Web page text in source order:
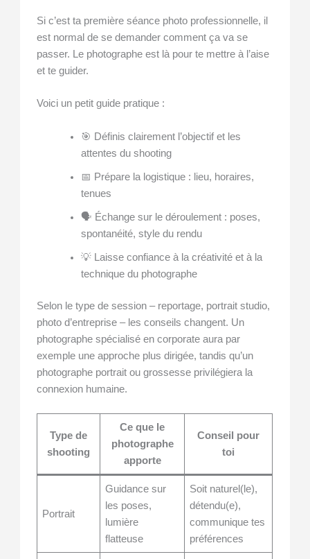
Si c’est ta première séance photo professionnelle, il
est normal de se demander comment ça va se
passer. Le photographe est là pour te mettre à l’aise
et te guider.
Voici un petit guide pratique :
🎯 Définis clairement l’objectif et les
attentes du shooting
📅 Prépare la logistique : lieu, horaires,
tenues
🗣️ Échange sur le déroulement : poses,
spontanéité, style du rendu
💡 Laisse confiance à la créativité et à la
technique du photographe
Selon le type de session – reportage, portrait studio,
photo d’entreprise – les conseils changent. Un
photographe spécialisé en corporate aura par
exemple une approche plus dirigée, tandis qu’un
photographe portrait ou grossesse privilégiera la
connexion humaine.
Type de
shooting
Ce que le
photographe
apporte
Conseil pour
toi
Portrait
Guidance sur
les poses,
lumière
flatteuse
Soit naturel(le),
détendu(e),
communique tes
préférences